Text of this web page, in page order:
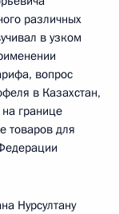
различных
в узком
вопрос
в Казахстан,
границе
товаров для
Нурсултану